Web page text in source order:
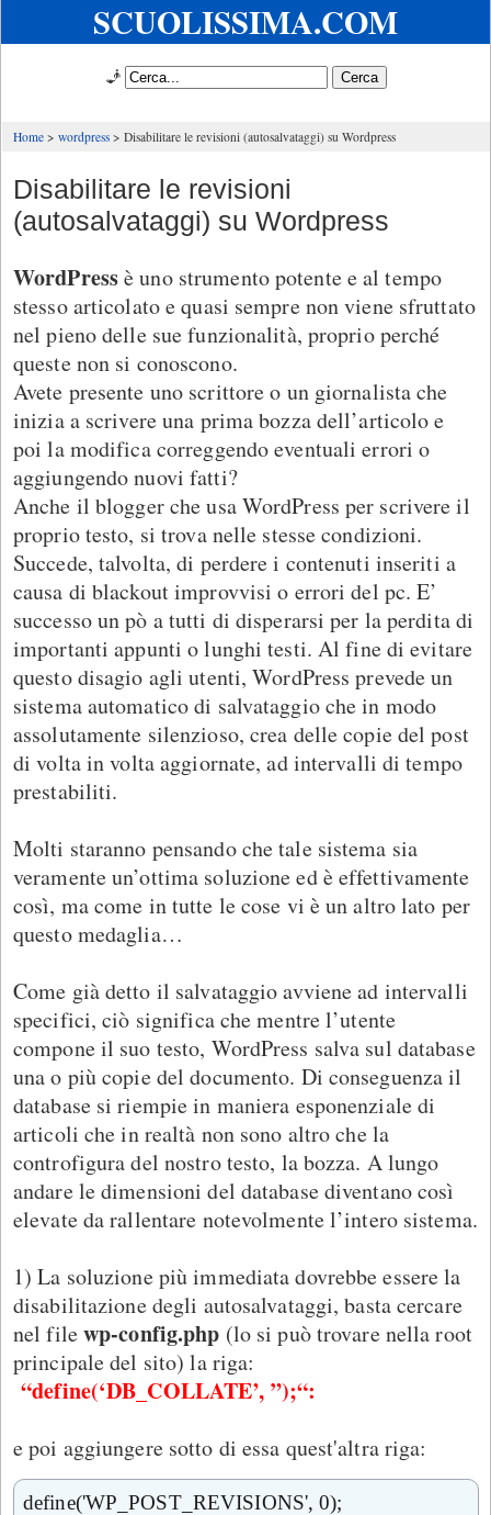
SCUOLISSIMA.COM
🧞
Home wordpress Disabilitare le revisioni (autosalvataggi) su Wordpress
Disabilitare le revisioni
(autosalvataggi) su Wordpress
WordPressè uno strumento potente e al tempo
stesso articolato e quasi sempre non viene sfruttato
nel pieno delle sue funzionalità, proprio perché
queste non si conoscono.
Avete presente uno scrittore o un giornalista che
inizia a scrivere una prima bozza dell’articolo e
poi la modifica correggendo eventuali errori o
aggiungendo nuovi fatti?
Anche il blogger che usa WordPress per scrivere il
proprio testo, si trova nelle stesse condizioni.
Succede, talvolta, di perdere i contenuti inseriti a
causa di blackout improvvisi o errori del pc. E’
successo un pò a tutti di disperarsi per la perdita di
importanti appunti o lunghi testi. Al fine di evitare
questo disagio agli utenti, WordPress prevede un
sistema automatico di salvataggio che in modo
assolutamente silenzioso, crea delle copie del post
di volta in volta aggiornate, ad intervalli di tempo
prestabiliti.
Molti staranno pensando che tale sistema sia
veramente un’ottima soluzione ed è effettivamente
così, ma come in tutte le cose vi è un altro lato per
questo medaglia…
Come già detto il salvataggio avviene ad intervalli
specifici, ciò significa che mentre l’utente
compone il suo testo, WordPress salva sul database
una o più copie del documento. Di conseguenza il
database si riempie in maniera esponenziale di
articoli che in realtà non sono altro che la
controfigura del nostro testo, la bozza. A lungo
andare le dimensioni del database diventano così
elevate da rallentare notevolmente l’intero sistema.
1) La soluzione più immediata dovrebbe essere la
disabilitazione degli autosalvataggi, basta cercare
nel filewp-config.php (lo si può trovare nella root
principale del sito) la riga:
“define(‘DB_COLLATE’, ”);“:
e poi aggiungere sotto di essa quest'altra riga:
define('WP_POST_REVISIONS', 0);